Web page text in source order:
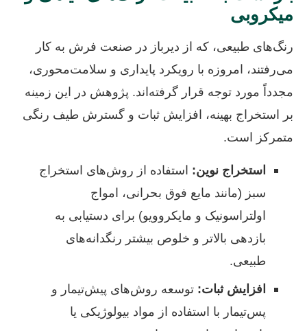
میکروبی
رنگ‌های طبیعی، که از دیرباز در صنعت فرش به کار
می‌رفتند، امروزه با رویکرد پایداری و سلامت‌محوری،
مجدداً مورد توجه قرار گرفته‌اند. پژوهش در این زمینه
بر استخراج بهینه، افزایش ثبات و گسترش طیف رنگی
متمرکز است.
استخراج نوین: استفاده از روش‌های استخراج
سبز (مانند مایع فوق بحرانی، امواج
اولتراسونیک و مایکروویو) برای دستیابی به
بازدهی بالاتر و خلوص بیشتر رنگدانه‌های
طبیعی.
افزایش ثبات: توسعه روش‌های پیش‌تیمار و
پس‌تیمار با استفاده از مواد بیولوژیکی یا